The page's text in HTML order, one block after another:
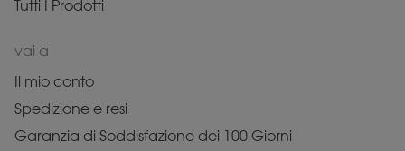
Tutti I Prodotti
vai a
Il mio conto
Spedizione e resi
Garanzia di Soddisfazione dei 100 Giorni